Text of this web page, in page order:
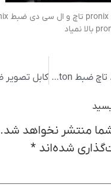
قطعات و برد تاچ ضبط Hanston
منتشر نخواهد شد.
شده‌اند *